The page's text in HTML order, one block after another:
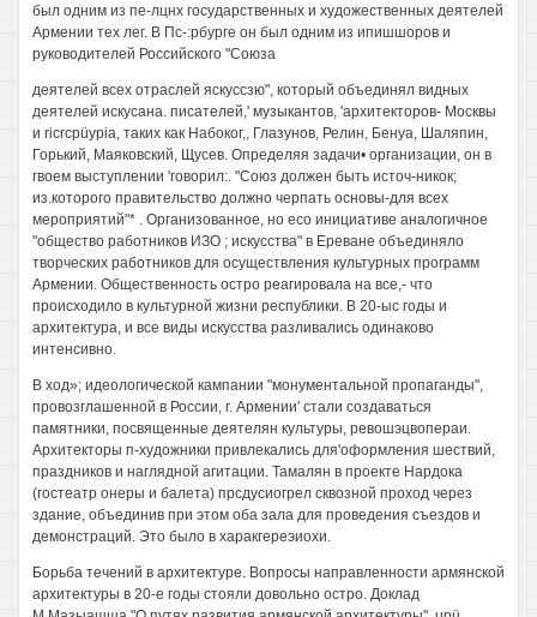
был одним из пе-лцнх государственных и художественных деятелей
Армении тех лег. В Пс-:рбурге он был одним из ипишшоров и
руководителей Российского "Союза
деятелей всех отраслей яскуссзю", который объединял видных
деятелей искусана. писателей,' музыкантов, 'архитекторов- Москвы
и ricrcpüypia, таких как Набоког,, Глазунов, Релин, Бенуа, Шаляпин,
Горький, Маяковский, Щусев. Определяя задачи• организации, он в
гвоем выступлении 'говорил:. "Союз должен быть источ-никок;
из.которого правительство должно черпать основы-для всех
мероприятий"* . Организованное, но eco инициативе аналогичное
"общество работников ИЗО ; искусства" в Ереване объединяло
творческих работников для осуществления культурных программ
Армении. Общественность остро реагировала на все,- что
происходило в культурной жизни республики. В 20-ыс годы и
архитектура, и все виды искусства разливались одинаково
интенсивно.
В ход»; идеологической кампании "монументальной пропаганды",
провозглашенной в России, г. Армении' стали создаваться
памятники, посвященные деятелян культуры, ревошэцвопераи.
Архитекторы п-художники привлекались для'оформления шествий,
праздников и наглядной агитации. Тамалян в проекте Нардока
(гостеатр онеры и балета) прсдусиогрел сквозной проход через
здание, объединив при этом оба зала для проведения съездов и
демонстраций. Это было в харакгереэиохи.
Борьба течений в архитектуре. Вопросы направленности армянской
архитектуры в 20-е годы стояли довольно остро. Доклад